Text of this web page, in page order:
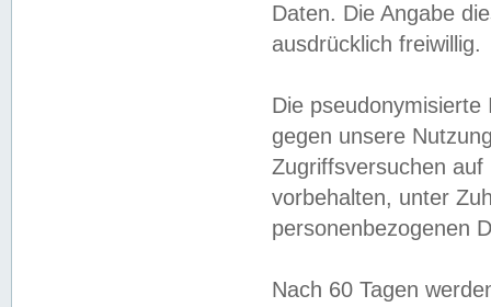
Daten. Die Angabe
ausdrücklich freiwillig.
Die
gegen unsere
Zugriffsversuchen
vorbehalten, unter
personenbezogenen
Nach 60 Tagen